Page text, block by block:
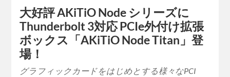
大好評 AKiTiO Node シリーズに
Thunderbolt 3対応 PCIe外付け拡張
ボックス「AKiTiO Node Titan」登
場！
グラフィックカードをはじめとする様々なPCI